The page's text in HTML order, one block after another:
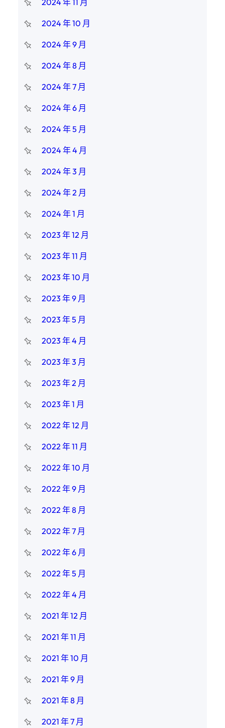
2024 年 11 月
2024 年 10 月
2024 年 9 月
2024 年 8 月
2024 年 7 月
2024 年 6 月
2024 年 5 月
2024 年 4 月
2024 年 3 月
2024 年 2 月
2024 年 1 月
2023 年 12 月
2023 年 11 月
2023 年 10 月
2023 年 9 月
2023 年 5 月
2023 年 4 月
2023 年 3 月
2023 年 2 月
2023 年 1 月
2022 年 12 月
2022 年 11 月
2022 年 10 月
2022 年 9 月
2022 年 8 月
2022 年 7 月
2022 年 6 月
2022 年 5 月
2022 年 4 月
2021 年 12 月
2021 年 11 月
2021 年 10 月
2021 年 9 月
2021 年 8 月
2021 年 7 月